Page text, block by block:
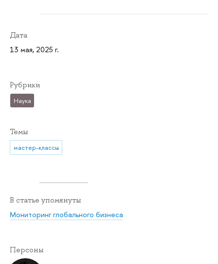
Дата
13 мая, 2025 г.
Рубрики
Наука
Темы
мастер-классы
В статье упомянуты
Мониторинг глобального бизнеса
Персоны